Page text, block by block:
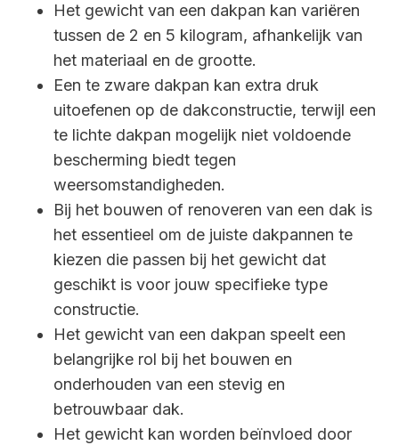
Het gewicht van een dakpan kan variëren
tussen de 2 en 5 kilogram, afhankelijk van
het materiaal en de grootte.
Een te zware dakpan kan extra druk
uitoefenen op de dakconstructie, terwijl een
te lichte dakpan mogelijk niet voldoende
bescherming biedt tegen
weersomstandigheden.
Bij het bouwen of renoveren van een dak is
het essentieel om de juiste dakpannen te
kiezen die passen bij het gewicht dat
geschikt is voor jouw specifieke type
constructie.
Het gewicht van een dakpan speelt een
belangrijke rol bij het bouwen en
onderhouden van een stevig en
betrouwbaar dak.
Het gewicht kan worden beïnvloed door